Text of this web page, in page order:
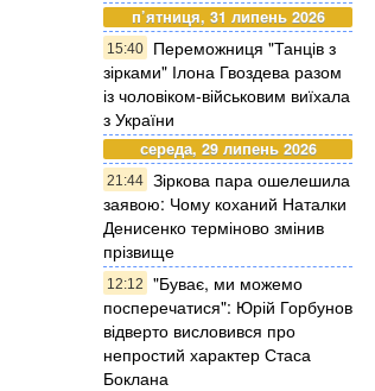
п’ятниця, 31 липень 2026
15:40
Переможниця "Танців з
зірками" Ілона Гвоздева разом
із чоловіком-військовим виїхала
з України
середа, 29 липень 2026
21:44 Зіркова пара ошелешила
заявою: Чому коханий Наталки
Денисенко терміново змінив
прізвище
12:12
"Буває, ми можемо
посперечатися": Юрій Горбунов
відверто висловився про
непростий характер Стаса
Боклана